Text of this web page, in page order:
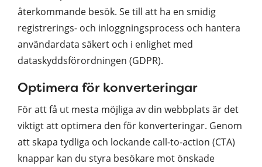
återkommande besök. Se till att ha en smidig
registrerings- och inloggningsprocess och hantera
användardata säkert och i enlighet med
dataskyddsförordningen (GDPR).
Optimera för konverteringar
För att få ut mesta möjliga av din webbplats är det
viktigt att optimera den för konverteringar. Genom
att skapa tydliga och lockande call-to-action (CTA)
knappar kan du styra besökare mot önskade